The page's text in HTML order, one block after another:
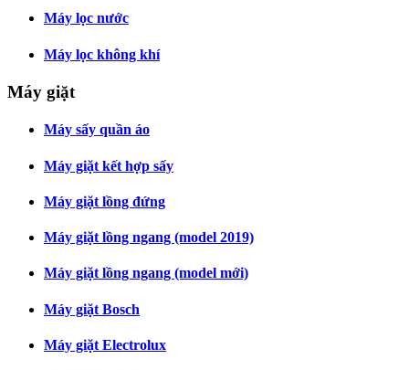
Máy lọc nước
Máy lọc không khí
Máy giặt
Máy sấy quần áo
Máy giặt kết hợp sấy
Máy giặt lồng đứng
Máy giặt lồng ngang (model 2019)
Máy giặt lồng ngang (model mới)
Máy giặt Bosch
Máy giặt Electrolux